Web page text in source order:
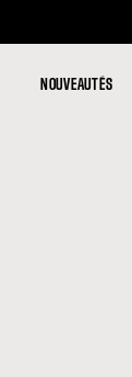
NOUVEAUTÉS
NOUVEAUTÉS